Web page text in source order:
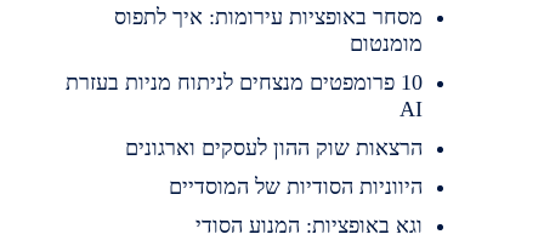
מסחר באופציות עירומות: איך לתפוס
מומנטום
10 פרומפטים מנצחים לניתוח מניות בעזרת
AI
הרצאות שוק ההון לעסקים וארגונים
היווניות הסודיות של המוסדיים
וגא באופציות: המנוע הסודי